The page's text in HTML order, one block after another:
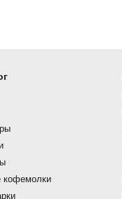
кофемолки